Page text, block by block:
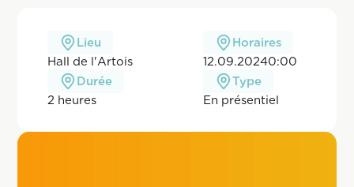
Lieu
Hall de l'Artois
Horaires
12.09.20240:00
Durée
2 heures
Type
En